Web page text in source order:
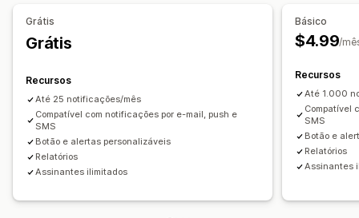
Botão de notificação
Relatórios de desempenho
Grátis
Grátis
Recursos
Até 25 notificações/mês
Compatível com notificações por e-mail, push e
SMS
Botão e alertas personalizáveis
Relatórios
Assinantes ilimitados
Básico
$4.99/
Recursos
Até 1.000
Compatível
SMS
Botão e
Relatórios
Assinantes